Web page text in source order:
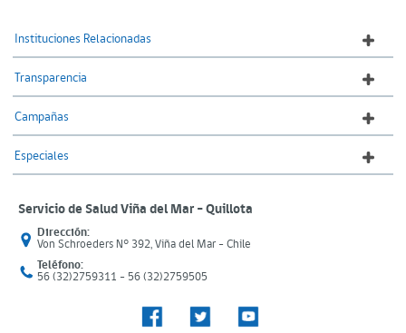
Instituciones Relacionadas
Transparencia
Campañas
Especiales
Servicio de Salud Viña del Mar – Quillota
Dirección:
Von Schroeders N° 392, Viña del Mar - Chile
Teléfono:
56 (32)2759311 - 56 (32)2759505